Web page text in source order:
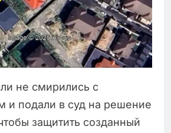
не смирились с
и подали в суд на решение
защитить созданный